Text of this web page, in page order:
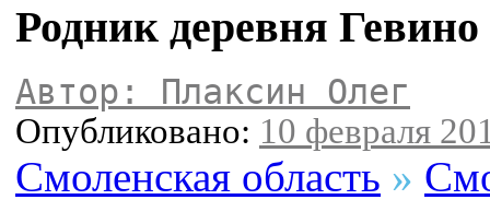
Родник деревня Гевино
Автор: Плаксин Олег
Опубликовано: 10 февраля
Смоленская область »